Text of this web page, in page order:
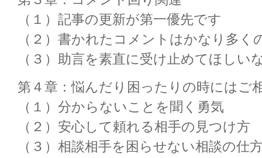
（１）記事の更新が第一優先です
（２）書かれたコメントはかなり多く
（３）助言を素直に受け止めてほし
第４章：悩んだり困ったりの時にはご
（１）分からないことを聞く勇気
（２）安心して頼れる相手の見つけ方
（３）相談相手を困らせない相談の仕